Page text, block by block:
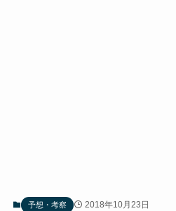
予想・考察 2018年10月23日